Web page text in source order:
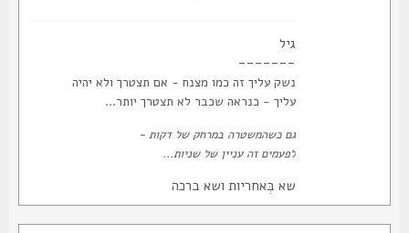
-------
נשק עליך זה כמו מצנח - אם תצטרך ולא יהיה
עליך - כנראה שכבר לא תצטרך יותר...
גם כשהמשטרה במרחק של דקות -
לפעמים זה עניין של שניות...
שא בְּאחריות ושא ברכה